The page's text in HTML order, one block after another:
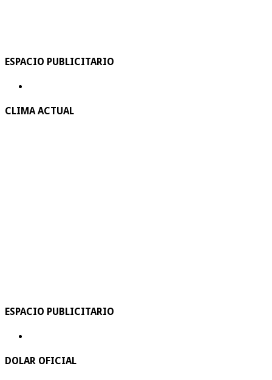
ESPACIO PUBLICITARIO
CLIMA ACTUAL
ESPACIO PUBLICITARIO
DOLAR OFICIAL